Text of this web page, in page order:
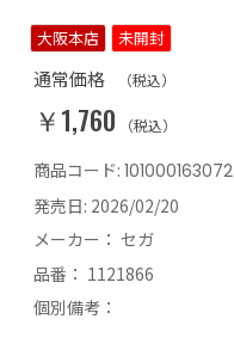
大阪本店 未開封
通常価格 （税込）
￥1,760 （税込）
商品コード: 101000163072
発売日: 2026/02/20
メーカー： セガ
品番： 1121866
個別備考：